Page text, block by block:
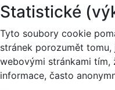
Statistické
Tyto soubory cookie
stránek porozumět
webovými stránkami tím,
informace, často